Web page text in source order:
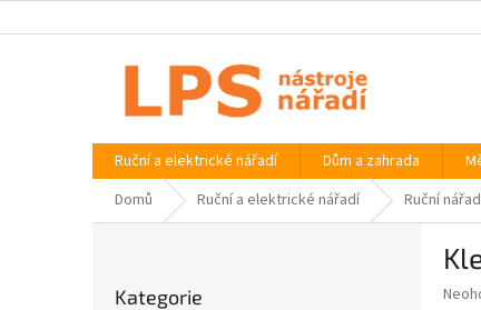
na
Ruční a elektrické nářadí Dům a zahrada
Domů
Ruční a elektrické nářadí Ruční
kategorie
Kategorie